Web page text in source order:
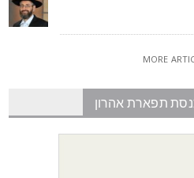
MORE
תפארת אהרון